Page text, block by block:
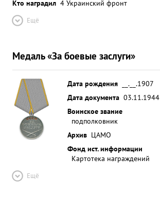
Кто наградил 4 Украинский фронт
Ещё
Медаль «За боевые заслуги»
Дата рождения
__.__.1907
Дата документа 03.11.1944
Воинское звание
подполковник
Архив ЦАМО
Фонд ист. информации
Картотека награждений
Ещё